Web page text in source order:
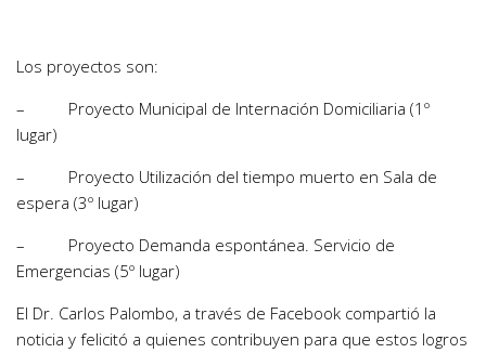
Los proyectos son:
– Proyecto Municipal de Internación Domiciliaria (1º
lugar)
– Proyecto Utilización del tiempo muerto en Sala de
espera (3º lugar)
– Proyecto Demanda espontánea. Servicio de
Emergencias (5º lugar)
El Dr. Carlos Palombo, a través de Facebook compartió la
noticia y felicitó a quienes contribuyen para que estos logros